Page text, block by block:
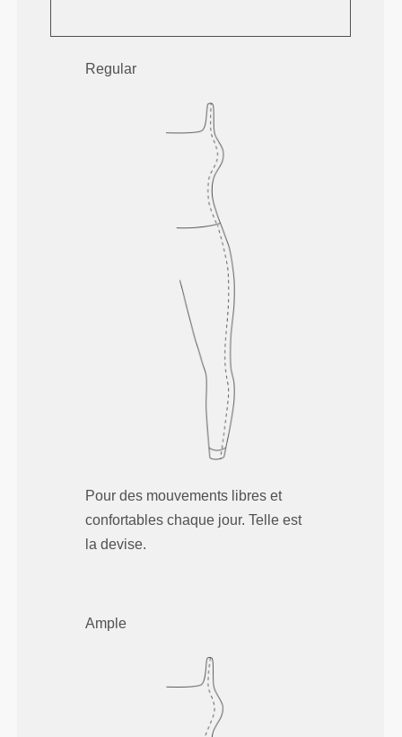
Regular
Pour des mouvements libres et
confortables chaque jour. Telle est
la devise.
Ample